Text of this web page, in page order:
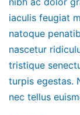
iaculis feugiat
natoque
nascetur
tristique
turpis egestas.
nec tellus